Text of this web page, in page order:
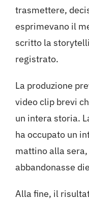
trasmettere,
esprimevano il
scritto la
registrato.
La produzione
video clip brevi
un intera storia.
ha occupato un
mattino alla
abbandonasse
Alla fine, il